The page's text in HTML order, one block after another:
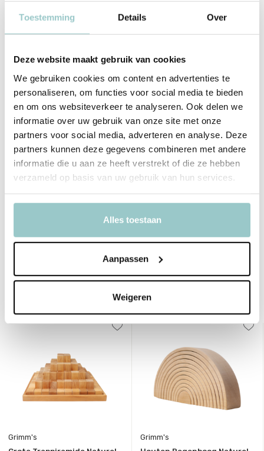
Toestemming Details Over
Deze website maakt gebruik van cookies
We gebruiken cookies om content en advertenties te
personaliseren, om functies voor social media te bieden
en om ons websiteverkeer te analyseren. Ook delen we
informatie over uw gebruik van onze site met onze
partners voor social media, adverteren en analyse. Deze
partners kunnen deze gegevens combineren met andere
informatie die u aan ze heeft verstrekt of die ze hebben
verzameld op basis van uw gebruik van hun services.
Alles toestaan
Aanpassen
Weigeren
Duurzaam Spelen
Grimm's producten worden met de hand gemaakt en traditioneel
waardoor ze diep in het hout doordringen en het volledig kleuren.
Productspecificaties
SKU 43460
EAN 4048565434607
Geschikt voor kinderen vanaf 3 jaar
cm (5 legborden)
Toon meer
Bekijk ook deze must-haves
Grimm's
Grimm's